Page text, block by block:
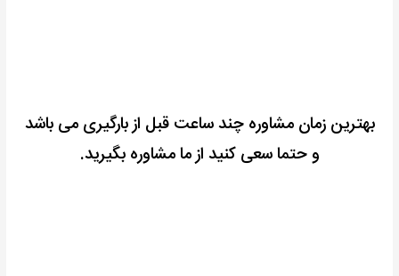
بهترین زمان مشاوره چند ساعت قبل از بارگیری می باشد
و حتما سعی کنید از ما مشاوره بگیرید.